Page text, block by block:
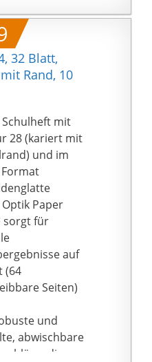
32 Blatt,
Rand, 10
mit
28 (kariert mit
und im
Format
Paper
sorgt für
auf
(64
Seiten)
und
abwischbare
die